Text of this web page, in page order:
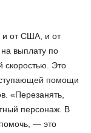
и от США, и от
на выплату по
скоростью. Это
помощи
«Перезанять,
персонаж. В
— это